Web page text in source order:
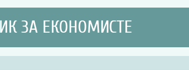
ЗА ЕКОНОМИСТЕ